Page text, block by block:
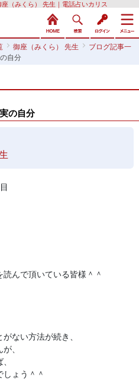
（みくら） 先生｜電話占いカリス
御座（みくら） 先生
ブログ記事一
自分
の自分
んで頂いている皆様＾＾
ない方法が続き、
、
ょう＾＾